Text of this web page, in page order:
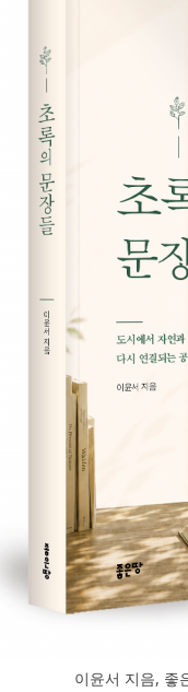
이윤서 지음, 좋